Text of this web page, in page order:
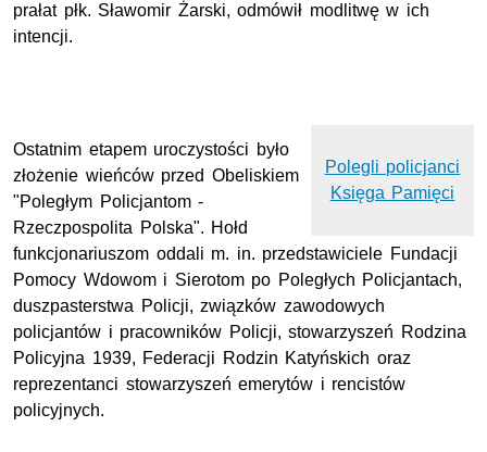
prałat płk. Sławomir Żarski, odmówił modlitwę w ich
intencji.
Polegli policjanci
Księga Pamięci
Ostatnim etapem uroczystości było
złożenie wieńców przed Obeliskiem
"Poległym Policjantom -
Rzeczpospolita Polska". Hołd
funkcjonariuszom oddali m. in. przedstawiciele Fundacji
Pomocy Wdowom i Sierotom po Poległych Policjantach,
duszpasterstwa Policji, związków zawodowych
policjantów i pracowników Policji, stowarzyszeń Rodzina
Policyjna 1939, Federacji Rodzin Katyńskich oraz
reprezentanci stowarzyszeń emerytów i rencistów
policyjnych.